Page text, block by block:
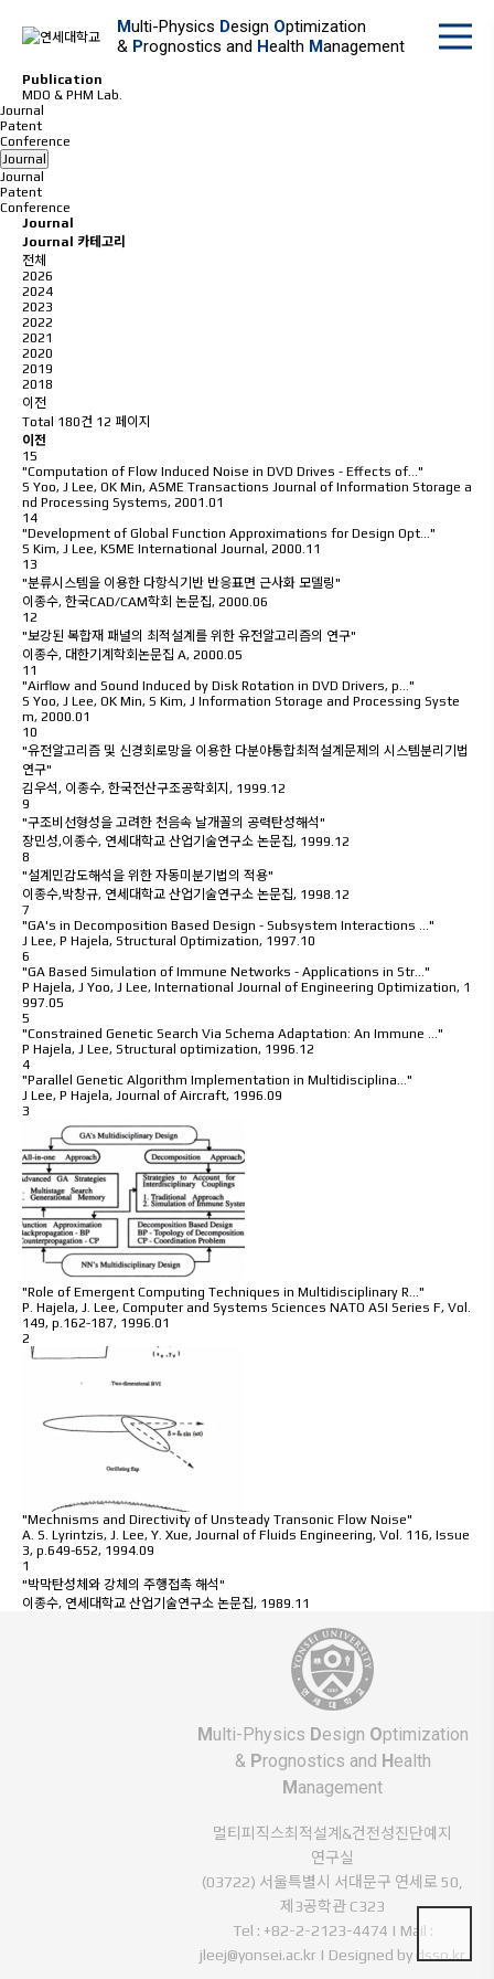
Multi-Physics Design Optimization
& Prognostics and Health Management
Pub ication
MDO & PHM Lab.
Journal
Patent
Conference
Journal
Journal
Patent
Conference
Journal
Journal 카테고리
전체
2026
2024
2023
2022
2021
2020
2019
2018
이전
Total 180건 12 페이지
이전
15
"Computation of Flow Induced Noise in DVD Drives - Effects of…"
S Yoo, J Lee, OK Min, ASME Transactions Journal of Information Storage a
nd Processing Systems, 2001.01
14
"Development of Global Function Approximations for Design Opt…"
S Kim, J Lee, KSME International Journal , 2000.11
13
"분류시스템을 이용한 다항식기반 반응표면 근사화 모델링"
이종수, 한국CAD/CAM학회 논문집, 2000.06
12
"보강된 복합재 패널의 최적설계를 위한 유전알고리즘의 연구"
이종수, 대한기계학회논문집 A, 2000.05
11
"Airflow and Sound Induced by Disk Rotation in DVD Drivers, p…"
S Yoo, J Lee, OK Min, S Kim, J Information Storage and Processing Syste
m, 2000.01
10
"유전알고리즘 및 신경회로망을 이용한 다분야통합최적설계문제의 시스템분리기법
연구"
김우석, 이종수, 한국전산구조공학회지 , 1999.12
9
"구조비선형성을 고려한 천음속 날개꼴의 공력탄성해석"
장민성,이종수, 연세대학교 산업기술연구소 논문집, 1999.12
8
"설계민감도해석을 위한 자동미분기법의 적용"
이종수,박창규, 연세대학교 산업기술연구소 논문집, 1998.12
7
"GA's in Decomposition Based Design - Subsystem Interactions …"
J Lee, P Hajela, Structural Optimization, 1997.10
6
"GA Based Simulation of Immune Networks - Applications in Str…"
P Hajela, J Yoo, J Lee, International Journal of Engineering Optimization, 1
997.05
5
"Constrained Genetic Search Via Schema Adaptation: An Immune …"
P Hajela, J Lee, Structural optimization, 1996.12
4
"Parallel Genetic Algorithm Implementation in Multidisciplina…"
J Lee, P Hajela, Journal of Aircraft, 1996.09
3
"Role of Emergent Computing Techniques in Multidisciplinary R…"
P. Hajela, J. Lee, Computer and Systems Sciences NATO ASI Series F, Vol.
149, p.162-187, 1996.01
2
"Mechnisms and Directivity of Unsteady Transonic Flow Noise"
A. S. Lyrintzis, J. Lee, Y. Xue, Journal of Fluids Engineering, Vol. 116, Issue
3, p.649-652, 1994.09
1
"박막탄성체와 강체의 주행접촉 해석"
이종수, 연세대학교 산업기술연구소 논문집, 1989.11
Multi-Physics Design Optimization
& Prognostics and Health
Management
멀티피직스최적설계&건전성진단예지
연구실
(03722) 서울특별시 서대문구 연세로 50,
제3공학관 C323
Tel : +82-2-2123-4474 | Mail :
jleej@yonsei.ac.kr | Designed by dsso.kr